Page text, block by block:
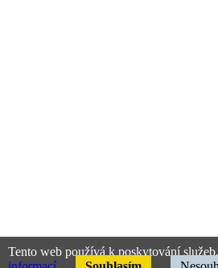
Tento web používá k poskytování